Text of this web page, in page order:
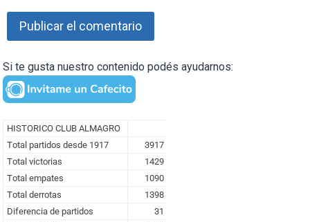
Si te gusta nuestro contenido podés ayudarnos: